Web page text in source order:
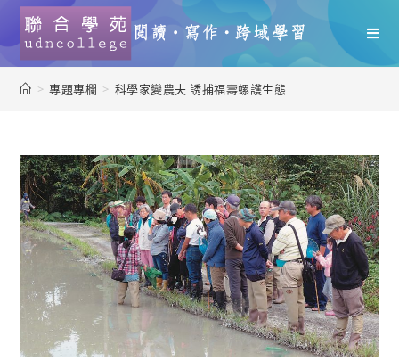
> 專題專欄 > 科學家變農夫 誘捕福壽螺護生態